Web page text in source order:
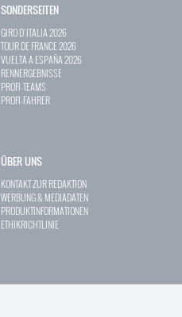
SONDERSEITEN
GIRO D`ITALIA 2026
TOUR DE FRANCE 2026
VUELTA A ESPAÑA 2026
RENNERGEBNISSE
PROFI-TEAMS
PROFI-FAHRER
ÜBER UNS
KONTAKT ZUR REDAKTION
WERBUNG & MEDIADATEN
PRODUKTINFORMATIONEN
ETHIKRICHTLINIE